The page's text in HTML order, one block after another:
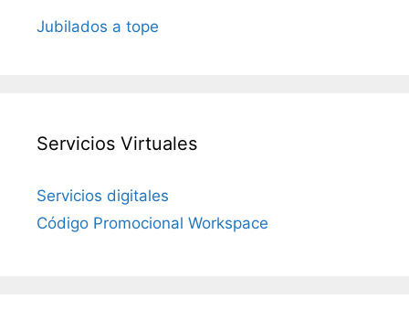
Jubilados a tope
Servicios Virtuales
Servicios digitales
Código Promocional Workspace